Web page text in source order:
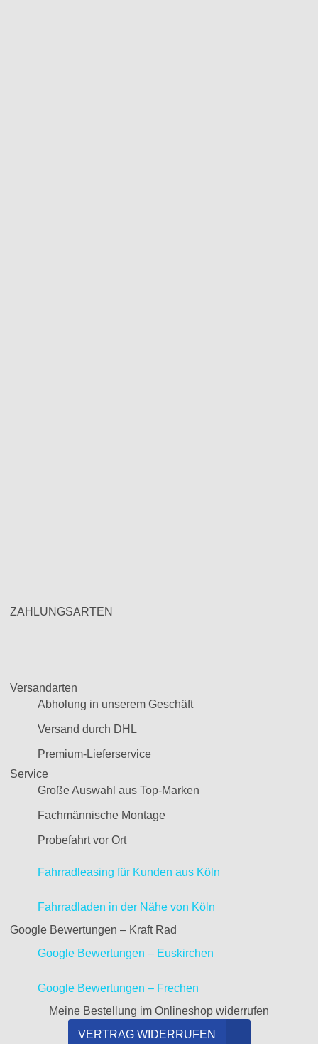
ZAHLUNGSARTEN
Versandarten
Abholung in unserem Geschäft
Versand durch DHL
Premium-Lieferservice
Service
Große Auswahl aus Top-Marken
Fachmännische Montage
Probefahrt vor Ort
Fahrradleasing für Kunden aus Köln
Fahrradladen in der Nähe von Köln
Google Bewertungen – Kraft Rad
Google Bewertungen – Euskirchen
Google Bewertungen – Frechen
Meine Bestellung im Onlineshop widerrufen
VERTRAG WIDERRUFEN